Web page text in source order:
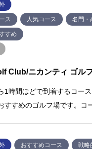
ス ⼈気コース 名⾨・
すめ
Club/ニカンティ ゴル
1時間ほどで到着するコー
すすめのゴルフ場です。コ
おすすめコース 戦略